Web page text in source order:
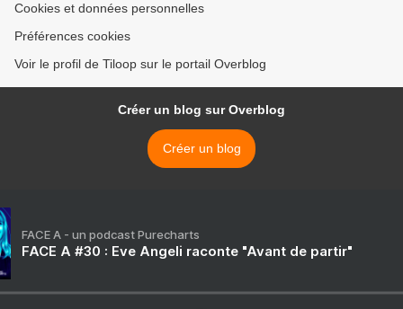
Cookies et données personnelles
Préférences cookies
Voir le profil de Tiloop sur le portail Overblog
Créer un blog sur Overblog
Créer un blog
FACE A - un podcast Purecharts
FACE A #30 : Eve Angeli raconte "Avant de partir"